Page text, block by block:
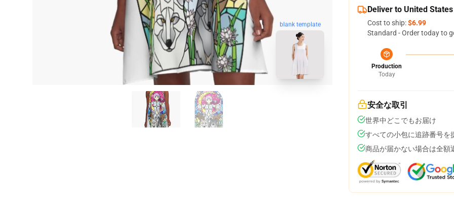
blank template
Deliver to United States
Cost to ship:$6.99
Standard - Order today to
Production
Today
安全な取引
世界中どこでもお届け
すべての小包に追跡番号を
商品が届かない場合は全額